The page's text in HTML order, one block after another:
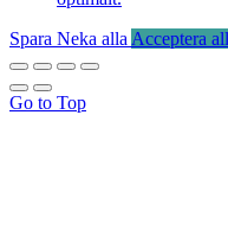
Spara Neka alla Acceptera
Go to Top